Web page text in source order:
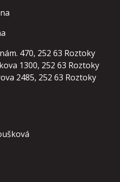
470, 252 63 Roztoky
1300, 252 63 Roztoky
2485, 252 63 Roztoky